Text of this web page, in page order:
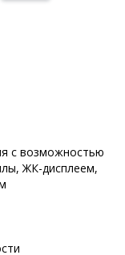
с возможностью
ЖК-дисплеем,